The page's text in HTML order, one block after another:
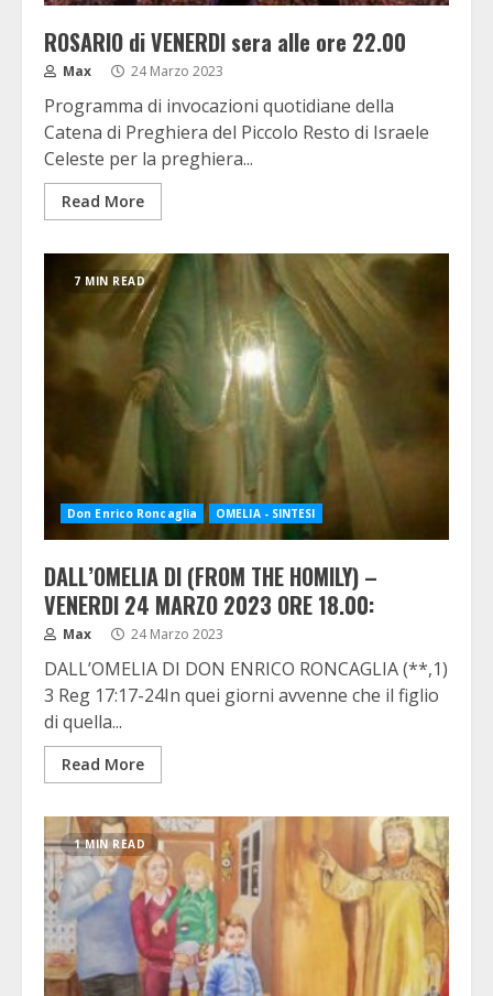
ROSARIO di VENERDI sera alle ore 22.00
Max 24 Marzo 2023
Programma di invocazioni quotidiane della
Catena di Preghiera del Piccolo Resto di Israele
Celeste per la preghiera...
Read More
7 MIN READ
Don Enrico Roncaglia OMELIA - SINTESI
DALL’OMELIA DI (FROM THE HOMILY) –
VENERDI 24 MARZO 2023 ORE 18.00:
Max 24 Marzo 2023
DALL’OMELIA DI DON ENRICO RONCAGLIA (**,1)
3 Reg 17:17-24In quei giorni avvenne che il figlio
di quella...
Read More
1 MIN READ